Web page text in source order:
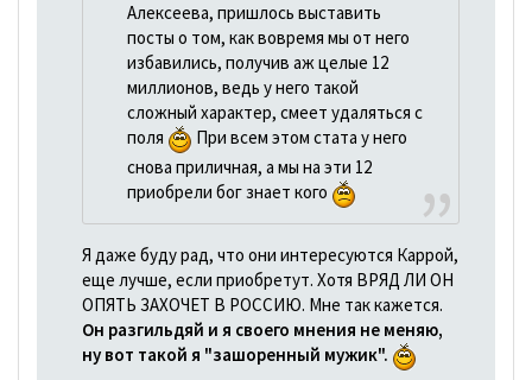
Алексеева, пришлось выставить
посты о том, как вовремя мы от него
избавились, получив аж целые 12
миллионов, ведь у него такой
сложный характер, смеет удаляться с
поля
При всем этом стата у него
снова приличная, а мы на эти 12
приобрели бог знает кого
Я даже буду рад, что они интересуются Каррой,
еще лучше, если приобретут. Хотя ВРЯД ЛИ ОН
ОПЯТЬ ЗАХОЧЕТ В РОССИЮ. Мне так кажется.
Он разгильдяй и я своего мнения не меняю,
ну вот такой я "зашоренный мужик".